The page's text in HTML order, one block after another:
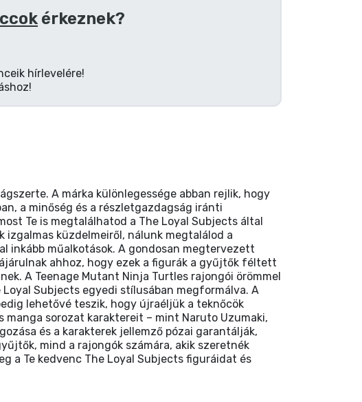
érkeznek?
hírlevelére!
A márka különlegessége abban rejlik, hogy
a minőség és a részletgazdagság iránti
Te is megtalálhatod a The Loyal Subjects által
küzdelmeiről, nálunk megtalálod a
inkább műalkotások. A gondosan megtervezett
ahhoz, hogy ezek a figurák a gyűjtők féltett
A Teenage Mutant Ninja Turtles rajongói örömmel
Subjects egyedi stílusában megformálva. A
lehetővé teszik, hogy újraéljük a teknőcök
manga sorozat karaktereit – mint Naruto Uzumaki,
és a karakterek jellemző pózai garantálják,
mind a rajongók számára, akik szeretnék
a Te kedvenc The Loyal Subjects figuráidat és